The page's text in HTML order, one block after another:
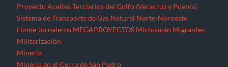
Proyecto Aceites Terciarios del Golfo (Veracruz y Puebla)
Sistema de Transporte de Gas Natural Norte-Noroeste
Home Jornaleros MEGAPROYECTOS Michoacán Migrantes
Militarización
Minería
Minería en el Cerro de San Pedro